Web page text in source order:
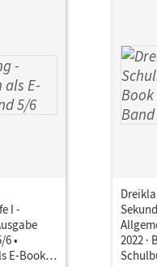
I -
6 •
E-Book
2022 ·